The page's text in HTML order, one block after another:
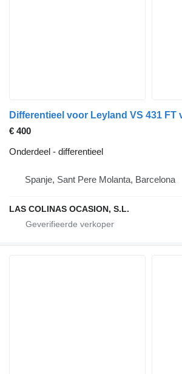
Differentieel voor Leyland VS 431 FT
€ 400
Onderdeel - differentieel
Spanje, Sant Pere Molanta, Barcelona
LAS COLINAS OCASION, S.L.